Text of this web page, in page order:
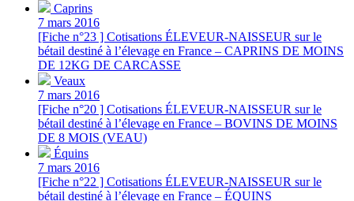
Caprins
7 mars 2016
[Fiche n°23 ] Cotisations ÉLEVEUR-NAISSEUR sur le
bétail destiné à l’élevage en France – CAPRINS DE MOINS
DE 12KG DE CARCASSE
Veaux
7 mars 2016
[Fiche n°20 ] Cotisations ÉLEVEUR-NAISSEUR sur le
bétail destiné à l’élevage en France – BOVINS DE MOINS
DE 8 MOIS (VEAU)
Équins
7 mars 2016
[Fiche n°22 ] Cotisations ÉLEVEUR-NAISSEUR sur le
bétail destiné à l’élevage en France – ÉQUINS